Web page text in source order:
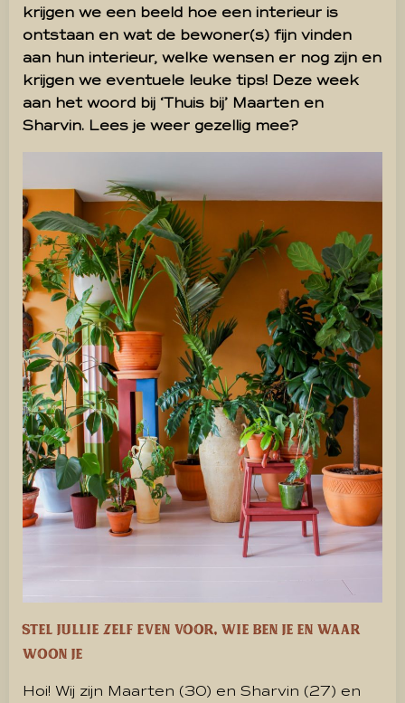
krijgen we een beeld hoe een interieur is
ontstaan en wat de bewoner(s) fijn vinden
aan hun interieur, welke wensen er nog zijn en
krijgen we eventuele leuke tips! Deze week
aan het woord bij ‘Thuis bij’ Maarten en
Sharvin. Lees je weer gezellig mee?
Stel jullie zelf even voor, wie ben je en waar
woon je
Hoi! Wij zijn Maarten (30) en Sharvin (27) en